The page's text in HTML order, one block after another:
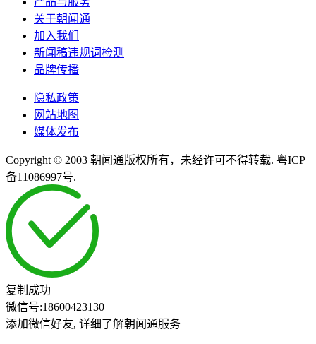
关于朝闻通
加入我们
新闻稿违规词检测
品牌传播
隐私政策
网站地图
媒体发布
Copyright © 2003 朝闻通版权所有，未经许可不得转载. 粤ICP
备11086997号.
复制成功
微信号:18600423130
添加微信好友, 详细了解朝闻通服务